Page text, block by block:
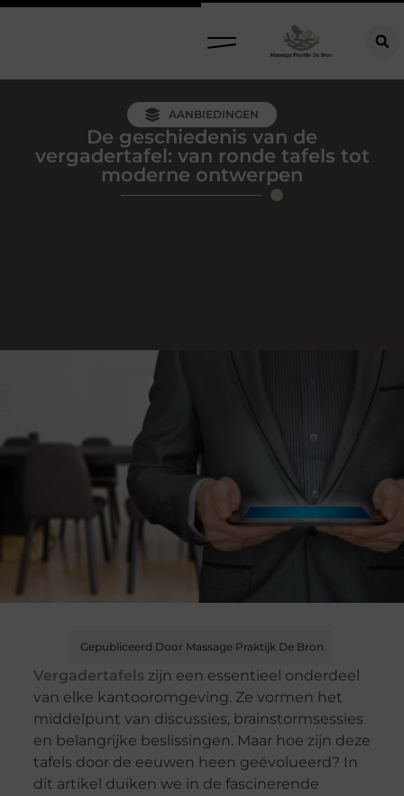
AANBIEDINGEN
De geschiedenis van de
vergadertafel: van ronde tafels tot
moderne ontwerpen
Gepubliceerd Door Massage Praktijk De Bron
Vergadertafelszijn een essentieel onderdeel
van elke kantooromgeving. Ze vormen het
middelpunt van discussies, brainstormsessies
en belangrijke beslissingen. Maar hoe zijn deze
tafels door de eeuwen heen geëvolueerd? In
dit artikel duiken we in de fascinerende